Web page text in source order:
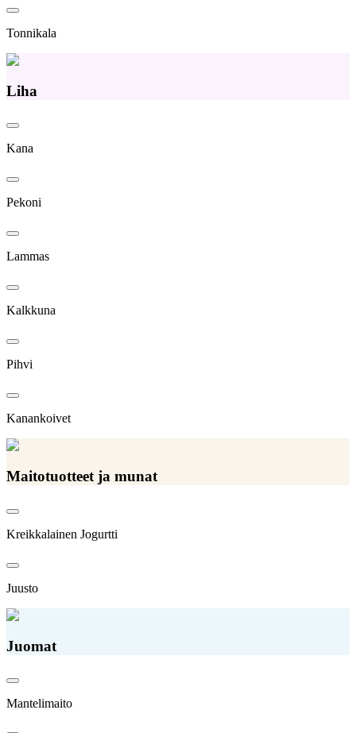
Tonnikala
Liha
Kana
Pekoni
Lammas
Kalkkuna
Pihvi
Kanankoivet
Maitotuotteet ja munat
Kreikkalainen Jogurtti
Juusto
Juomat
Mantelimaito